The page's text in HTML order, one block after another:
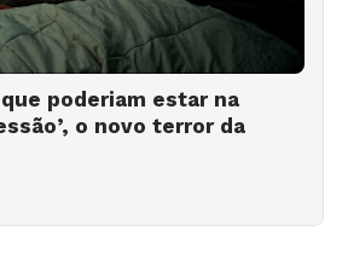
poderiam estar na
o novo terror da